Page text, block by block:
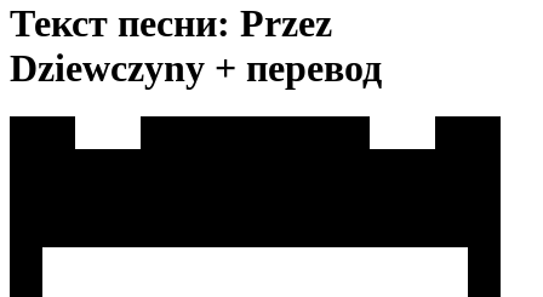
Текст песни: Przez
Dziewczyny + перевод